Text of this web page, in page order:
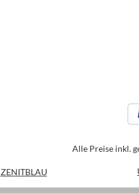
Alle Preise inkl.
ZENITBLAU